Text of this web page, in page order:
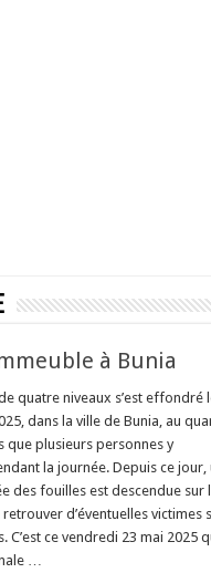
à Bunia
quatre niveaux s’est effondré
dans la ville de Bunia, au
que plusieurs personnes y
la journée. Depuis ce jour,
des fouilles est descendue sur
d’éventuelles victimes
C’est ce vendredi 23 mai 2025
…